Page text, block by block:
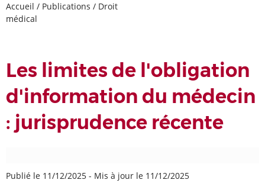
Accueil / Publications / Droit
médical
Les limites de l'obligation
d'information du médecin
: jurisprudence récente
Publié le 11/12/2025 - Mis à jour le 11/12/2025